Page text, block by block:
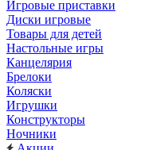
Игровые приставки
Диски игровые
Товары для детей
Настольные игры
Канцелярия
Брелоки
Коляски
Игрушки
Конструкторы
Ночники